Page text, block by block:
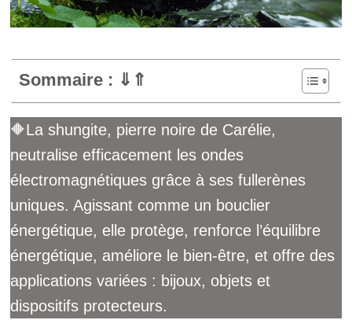
Sommaire : ⇓⇑
🔶La shungite, pierre noire de Carélie,
neutralise efficacement les ondes
électromagnétiques grâce à ses fullerènes
uniques. Agissant comme un bouclier
énergétique, elle protège, renforce l’équilibre
énergétique, améliore le bien-être, et offre des
applications variées : bijoux, objets et
dispositifs protecteurs.